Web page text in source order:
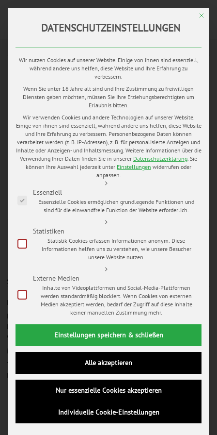
01 byMario Hochhaus inblog 0 comments
tags:
in Thüringen
Hochzeit Großkochberg
Hochzeitsfotograf
Mario Hochhaus,Hochzeitsfotograf Thüringen
Hochzeitstorte, my wedding pictures romantische
Landhochzeit,Schloss Großkochberg,Sonnenblumen
SILKE & DANNY
Im Juni 2015, an einem herrlichen Sommertag fotografierte
ich die Hochzeit von Silke und Danny in Großkochberg.
READ MORE
SO ERREICHEN SIE UNS
MY WEDDING PICTURES
Mario Hochhaus
Melanchthonstraße 5
99084 Erfurt
info@my-wedding-pictures.com
Telefon 0361 / 26 267 43
Mario mobil 0172 / 348 78 14
Mit
DATENSCHUTZEINSTELLUNGEN
Wir nutzen Cookies auf unserer Website. Einige von ihnen sind essenziell,
während andere uns helfen, diese Website und Ihre Erfahrung zu
verbessern.
Wenn Sie unter 16 Jahre alt sind und Ihre Zustimmung zu freiwilligen
Diensten geben möchten, müssen Sie Ihre Erziehungsberechtigten um
Erlaubnis bitten.
Wir verwenden Cookies und andere Technologien auf unserer Website.
Einige von ihnen sind essenziell, während andere uns helfen, diese Website
und Ihre Erfahrung zu verbessern. Personenbezogene Daten können
verarbeitet werden (z. B. IP-Adressen), z. B. für personalisierte Anzeigen und
Inhalte oder Anzeigen- und Inhaltsmessung. Weitere Informationen über die
Verwendung Ihrer Daten finden Sie in unserer Datenschutzerklärung. Sie
können Ihre Auswahl jederzeit unter Einstellungen widerrufen oder
anpassen.
Es folgt eine Liste der Service-Gruppen, für die eine Einwilligung
Essenziell
Essenzielle Cookies ermöglichen grundlegende Funktionen und
sind für die einwandfreie Funktion der Website erforderlich.
Statistiken
Statistik Cookies erfassen Informationen anonym. Diese
Informationen helfen uns zu verstehen, wie unsere Besucher
unsere Website nutzen.
Externe Medien
Inhalte von Videoplattformen und Social-Media-Plattformen
werden standardmäßig blockiert. Wenn Cookies von externen
Medien akzeptiert werden, bedarf der Zugriff auf diese Inhalte
keiner manuellen Zustimmung mehr.
Einstellungen speichern & schließen
Alle akzeptieren
Nur essenzielle Cookies akzeptieren
Individuelle Cookie-Einstellungen